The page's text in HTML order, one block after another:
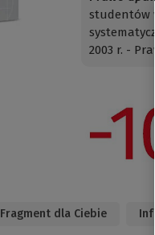
studentów
2003 r. -
Fragment dla Ciebie